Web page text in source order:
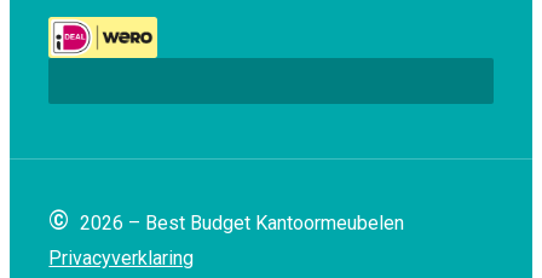
© 2026 – Best Budget Kantoormeubelen
Privacyverklaring